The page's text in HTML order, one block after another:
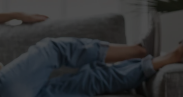
Buchführung
Jahresabschluss